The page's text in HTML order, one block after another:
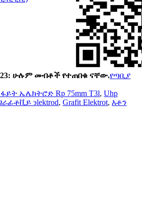
ሁሉም መብቶች የተጠበቁ ናቸው.የጣቢያ
ኤሌክትሮድ Rp 75mm T3l, Uhp
эlektrod, Grafit Elektrot, እቶን